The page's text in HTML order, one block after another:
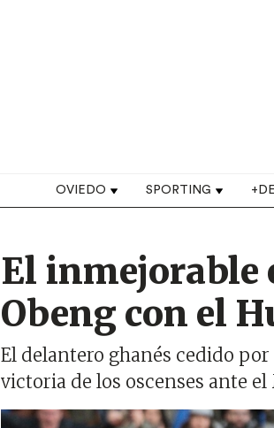
Top navigation
OVIEDO SPORTING
El inmejorable
Obeng con el
El delantero ghanés cedido
victoria de los oscenses ante
Imagen